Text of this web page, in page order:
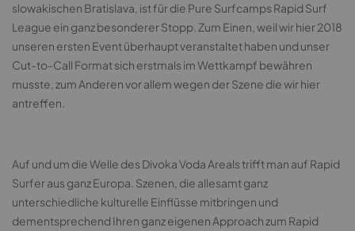
slowakischen Bratislava, ist für die Pure Surfcamps Rapid Surf
League ein ganz besonderer Stopp. Zum Einen, weil wir hier 2018
unseren ersten Event überhaupt veranstaltet haben und unser
Cut-to-Call Format sich erstmals im Wettkampf bewähren
musste, zum Anderen vor allem wegen der Szene die wir hier
antreffen.
Auf und um die Welle des Divoka Voda Areals trifft man auf Rapid
Surfer aus ganz Europa. Szenen, die allesamt ganz
unterschiedliche kulturelle Einflüsse mitbringen und
dementsprechend Ihren ganz eigenen Approach zum Rapid